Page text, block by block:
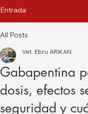
Entrada
All Posts
Gabapentina
dosis, efectos
seguridad y
Vet. Ebru ARIKAN